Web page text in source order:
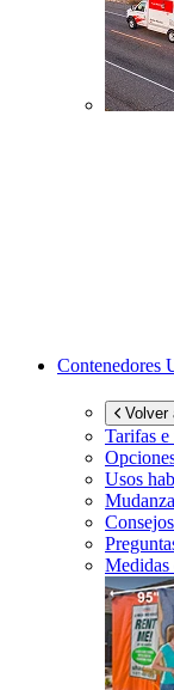
Contenedores
Volver
Tarifas
Usos
Medidas